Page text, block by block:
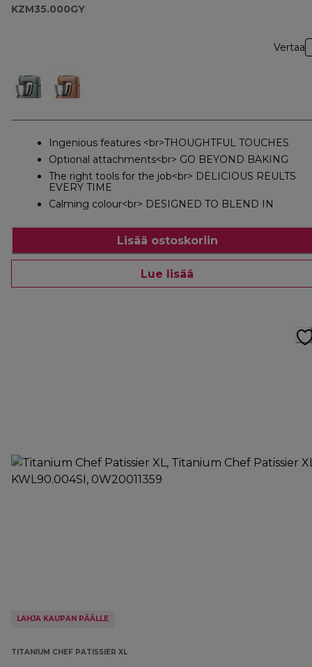
KZM35.000GY
Vertaa
Ingenious features <br>THOUGHTFUL TOUCHES
Optional attachments<br> GO BEYOND BAKING
The right tools for the job<br> DELICIOUS REULTS
EVERY TIME
Calming colour<br> DESIGNED TO BLEND IN
Lisää ostoskoriin
Lue lisää
LAHJA KAUPAN PÄÄLLE
TITANIUM CHEF PATISSIER XL